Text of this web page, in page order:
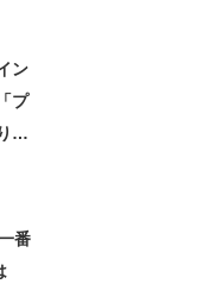
ン
プ
眠
番